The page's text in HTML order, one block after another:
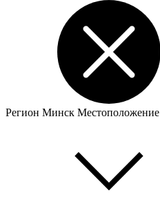
Регион Минск Местоположение